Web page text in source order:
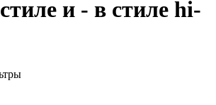
и - в стиле hi-